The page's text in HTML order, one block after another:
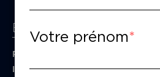
Espace pro
Privatiser une salle
Informations techniques
Votre prénom